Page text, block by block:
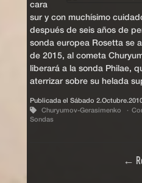
cara
sur y con muchísimo
después de seis años de
sonda europea Rosetta se
de 2015, al cometa
liberará a la sonda Philae,
aterrizar sobre su helada
Publicada el Sábado
Churyumov-Gerasimenko
Sondas
←